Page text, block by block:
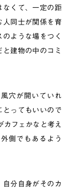
くて、一定の距
同士が関係を育
ような場をつく
建物の中のコミ
穴が開いていれ
ってもいいので
カフェかなと考え
側でもあるよう
分自身がそのカ